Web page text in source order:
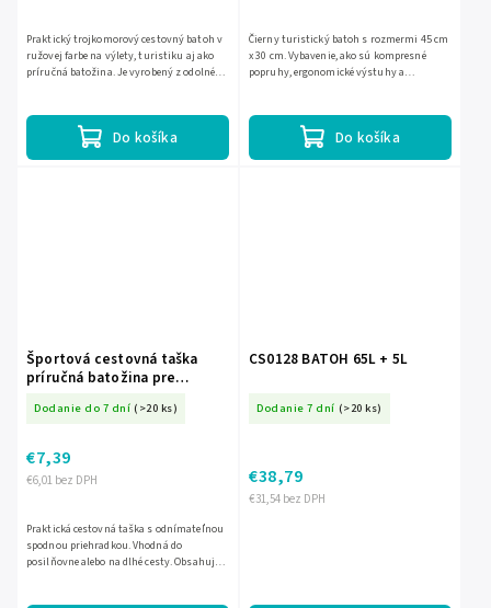
Do košíka
Praktický trojkomorový cestovný batoh v
ružovej farbe na výlety, turistiku aj ako
príručná batožina. Je vyrobený z odolného
Do košíka
Čierny turistický batoh s rozmermi 45 cm
x 30 cm. Vybavenie, ako sú kompresné
popruhy, ergonomické výstuhy a
Športová cestovná taška
príručná batožina pre
Dodanie do 7 dní (>20 ks)
€6,01 bez DPH
€7,39
Praktická cestovná taška s odnímateľnou
spodnou priehradkou. Vhodná do
posilňovne alebo na dlhé cesty. Obsahuje
CS0128 BATOH 65L + 5L
Dodanie 7 dní (>20 ks)
€31,54 bez DPH
€38,79